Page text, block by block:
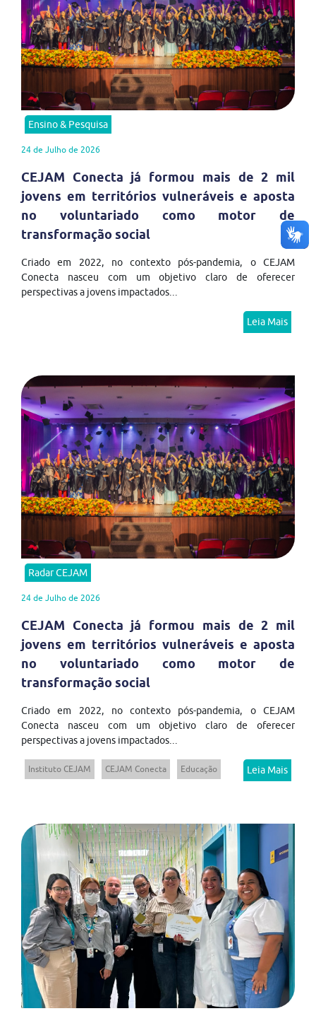
Ensino & Pesquisa
24 de Julho de 2026
CEJAM Conecta já formou mais de 2 mil
jovens em territórios vulneráveis e aposta
no voluntariado como motor de
transformação social
Criado em 2022, no contexto pós-pandemia, o CEJAM
Conecta nasceu com um objetivo claro de oferecer
perspectivas a jovens impactados...
Leia Mais
Radar CEJAM
24 de Julho de 2026
CEJAM Conecta já formou mais de 2 mil
jovens em territórios vulneráveis e aposta
no voluntariado como motor de
transformação social
Criado em 2022, no contexto pós-pandemia, o CEJAM
Conecta nasceu com um objetivo claro de oferecer
perspectivas a jovens impactados...
Instituto CEJAM CEJAM Conecta Educação Leia Mais